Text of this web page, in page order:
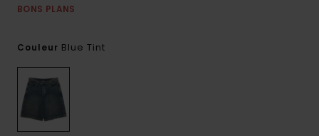
BONS PLANS
Couleur Blue Tint